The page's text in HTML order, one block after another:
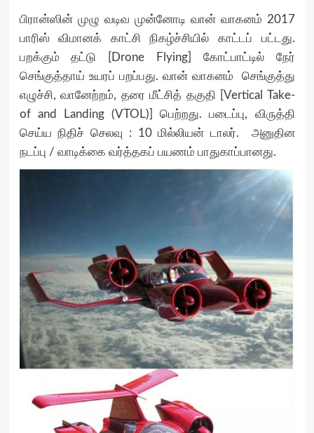
பிரான்ஸின் முழு வடிவ முன்னோடி வான் வாகனம் 2017
பாரிஸ் விமானக் காட்சி நிகழ்ச்சியில் காட்டப் பட்டது.
பறக்கும் தட்டு [Drone Flying] கோட்பாட்டில் நேர்
செங்குத்தாய் உயரப் பறப்பது. வான் வாகனம் செங்குத்து
எழுச்சி, வானேற்றம், தரை மீட்சித் தகுதி [Vertical Take-
of and Landing (VTOL)] பெற்றது. படைப்பு, விருத்தி
செய்ய நிதிச் செலவு : 10 மில்லியன் டாலர். அனுதின
நடப்பு / வாடிக்கை வர்த்தகப் பயணம் பாதுகாப்பானது.